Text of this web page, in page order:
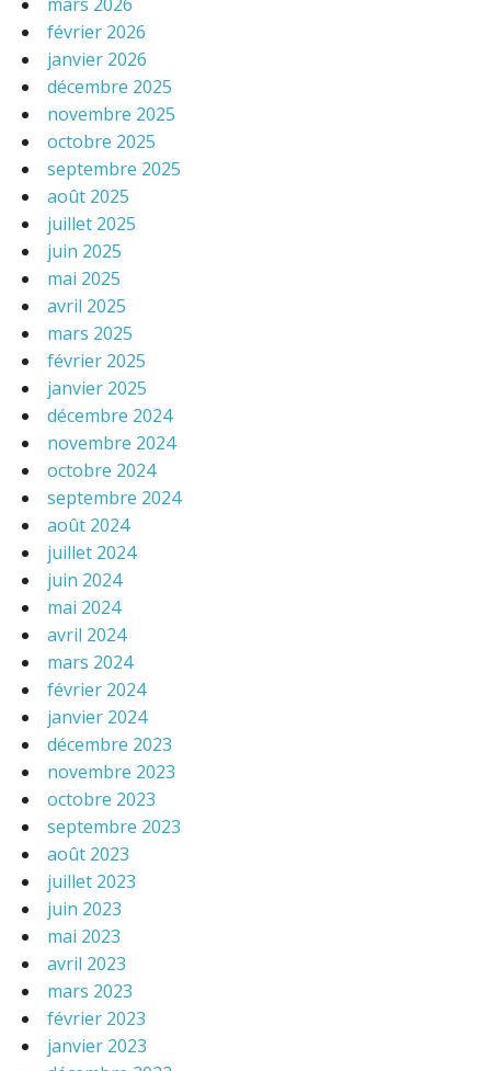
février 2026
janvier 2026
décembre 2025
novembre 2025
octobre 2025
septembre 2025
août 2025
juillet 2025
juin 2025
mai 2025
avril 2025
mars 2025
février 2025
janvier 2025
décembre 2024
novembre 2024
octobre 2024
septembre 2024
août 2024
juillet 2024
juin 2024
mai 2024
avril 2024
mars 2024
février 2024
janvier 2024
décembre 2023
novembre 2023
octobre 2023
septembre 2023
août 2023
juillet 2023
juin 2023
mai 2023
avril 2023
mars 2023
février 2023
janvier 2023